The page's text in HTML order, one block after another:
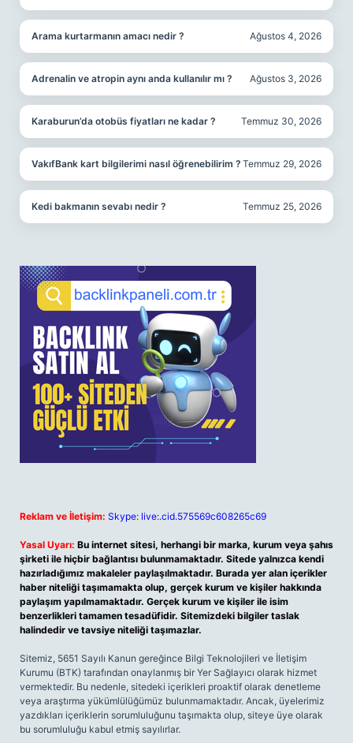
Arama kurtarmanın amacı nedir ? Ağustos 4, 2026
Adrenalin ve atropin aynı anda kullanılır mı ? Ağustos 3, 2026
Karaburun’da otobüs fiyatları ne kadar ? Temmuz 30, 2026
VakıfBank kart bilgilerimi nasıl öğrenebilirim ? Temmuz 29, 2026
Kedi bakmanın sevabı nedir ? Temmuz 25, 2026
Reklam ve İletişim: Skype: live:.cid.575569c608265c69
Yasal Uyarı: Bu internet sitesi, herhangi bir marka, kurum veya şahıs
şirketi ile hiçbir bağlantısı bulunmamaktadır. Sitede yalnızca kendi
hazırladığımız makaleler paylaşılmaktadır. Burada yer alan içerikler
haber niteliği taşımamakta olup, gerçek kurum ve kişiler hakkında
paylaşım yapılmamaktadır. Gerçek kurum ve kişiler ile isim
benzerlikleri tamamen tesadüfidir. Sitemizdeki bilgiler taslak
halindedir ve tavsiye niteliği taşımazlar.
Sitemiz, 5651 Sayılı Kanun gereğince Bilgi Teknolojileri ve İletişim
Kurumu (BTK) tarafından onaylanmış bir Yer Sağlayıcı olarak hizmet
vermektedir. Bu nedenle, sitedeki içerikleri proaktif olarak denetleme
veya araştırma yükümlülüğümüz bulunmamaktadır. Ancak, üyelerimiz
yazdıkları içeriklerin sorumluluğunu taşımakta olup, siteye üye olarak
bu sorumluluğu kabul etmiş sayılırlar.